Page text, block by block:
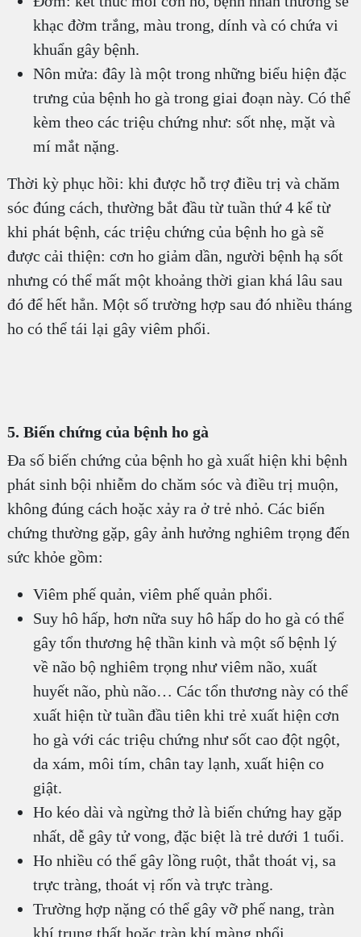
khạc đờm trắng, màu trong, dính và có chứa vi
khuẩn gây bệnh.
Nôn mửa: đây là một trong những biểu hiện đặc
trưng của bệnh ho gà trong giai đoạn này. Có thể
kèm theo các triệu chứng như: sốt nhẹ, mặt và
mí mắt nặng.
Thời kỳ phục hồi: khi được hỗ trợ điều trị và chăm
sóc đúng cách, thường bắt đầu từ tuần thứ 4 kể từ
khi phát bệnh, các triệu chứng của bệnh ho gà sẽ
được cải thiện: cơn ho giảm dần, người bệnh hạ sốt
nhưng có thể mất một khoảng thời gian khá lâu sau
đó để hết hẳn. Một số trường hợp sau đó nhiều tháng
ho có thể tái lại gây viêm phổi.
5. Biến chứng của bệnh ho gà
Đa số biến chứng của bệnh ho gà xuất hiện khi bệnh
phát sinh bội nhiễm do chăm sóc và điều trị muộn,
không đúng cách hoặc xảy ra ở trẻ nhỏ. Các biến
chứng thường gặp, gây ảnh hưởng nghiêm trọng đến
sức khỏe gồm:
Viêm phế quản, viêm phế quản phổi.
Suy hô hấp, hơn nữa suy hô hấp do ho gà có thể
gây tổn thương hệ thần kinh và một số bệnh lý
về não bộ nghiêm trọng như viêm não, xuất
huyết não, phù não… Các tổn thương này có thể
xuất hiện từ tuần đầu tiên khi trẻ xuất hiện cơn
ho gà với các triệu chứng như sốt cao đột ngột,
da xám, môi tím, chân tay lạnh, xuất hiện co
giật.
Ho kéo dài và ngừng thở là biến chứng hay gặp
nhất, dễ gây tử vong, đặc biệt là trẻ dưới 1 tuổi.
Ho nhiều có thể gây lồng ruột, thắt thoát vị, sa
trực tràng, thoát vị rốn và trực tràng.
Trường hợp nặng có thể gây vỡ phế nang, tràn
khí trung thất hoặc tràn khí màng phổi.